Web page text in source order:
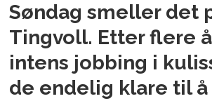
Søndag smeller det
Tingvoll. Etter flere
intens jobbing i
de endelig klare til å